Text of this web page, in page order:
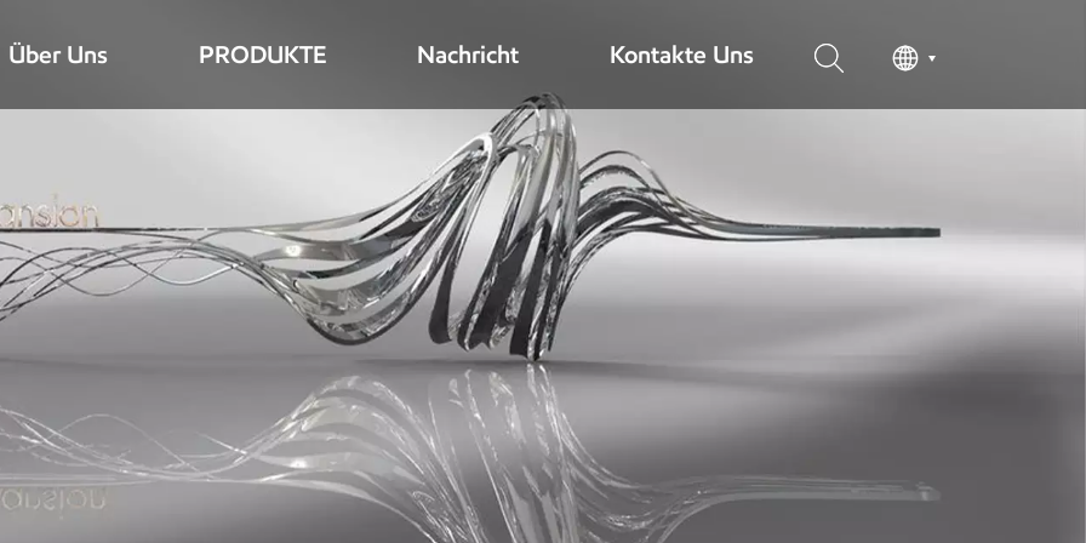
Über Uns PRODUKTE Nachricht Kontakte Uns